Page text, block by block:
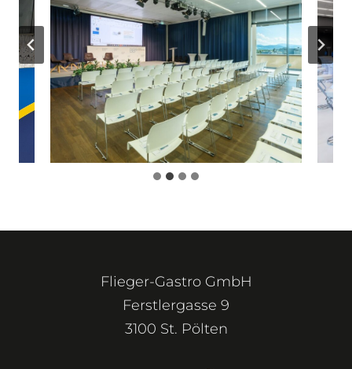
Flieger-Gastro GmbH
Ferstlergasse 9
3100 St. Pölten